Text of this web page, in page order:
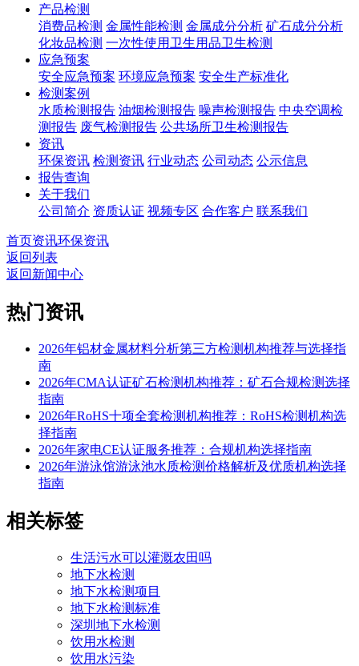
产品检测
消费品检测 金属性能检测 金属成分分析 矿石成分分析
化妆品检测 一次性使用卫生用品卫生检测
应急预案
安全应急预案 环境应急预案 安全生产标准化
检测案例
水质检测报告 油烟检测报告 噪声检测报告 中央空调检
测报告 废气检测报告 公共场所卫生检测报告
资讯
环保资讯 检测资讯 行业动态 公司动态 公示信息
报告查询
关于我们
公司简介 资质认证 视频专区 合作客户 联系我们
首页资讯环保资讯
返回列表
返回新闻中心
热门资讯
2026年铝材金属材料分析第三方检测机构推荐与选择指
南
2026年CMA认证矿石检测机构推荐：矿石合规检测选择
指南
2026年RoHS十项全套检测机构推荐：RoHS检测机构选
择指南
2026年家电CE认证服务推荐：合规机构选择指南
2026年游泳馆游泳池水质检测价格解析及优质机构选择
指南
相关标签
生活污水可以灌溉农田吗
地下水检测
地下水检测项目
地下水检测标准
深圳地下水检测
饮用水检测
饮用水污染